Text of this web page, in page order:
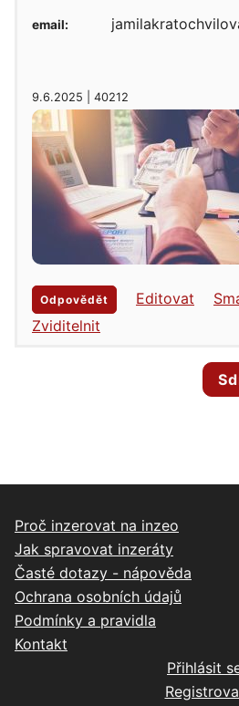
9.6.2025 | 40212
email:
Odpovědět Editovat
Zviditelnit
Proč inzerovat na inzeo
Jak spravovat inzeráty
Časté dotazy - nápověda
Ochrana osobních údajů
Podmínky a pravidla
Kontakt
Přihlásit